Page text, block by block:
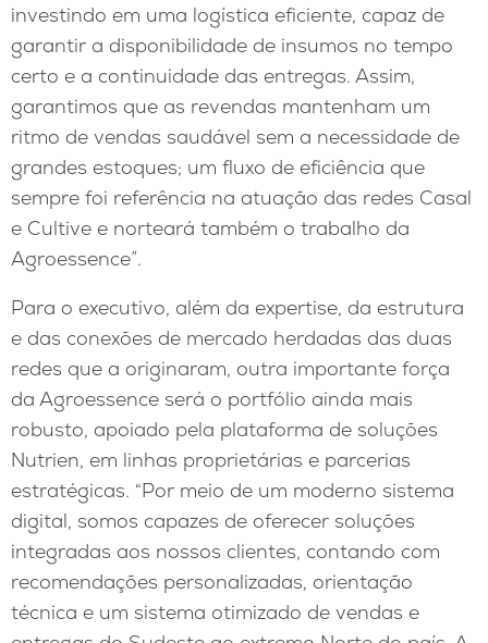
investindo em uma logística eficiente, capaz de
garantir a disponibilidade de insumos no tempo
certo e a continuidade das entregas. Assim,
garantimos que as revendas mantenham um
ritmo de vendas saudável sem a necessidade de
grandes estoques; um fluxo de eficiência que
sempre foi referência na atuação das redes Casal
e Cultive e norteará também o trabalho da
Agroessence”.
Para o executivo, além da expertise, da estrutura
e das conexões de mercado herdadas das duas
redes que a originaram, outra importante força
da Agroessence será o portfólio ainda mais
robusto, apoiado pela plataforma de soluções
Nutrien, em linhas proprietárias e parcerias
estratégicas. “Por meio de um moderno sistema
digital, somos capazes de oferecer soluções
integradas aos nossos clientes, contando com
recomendações personalizadas, orientação
técnica e um sistema otimizado de vendas e